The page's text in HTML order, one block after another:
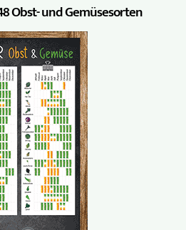
Obst- und Gemüse­sorten